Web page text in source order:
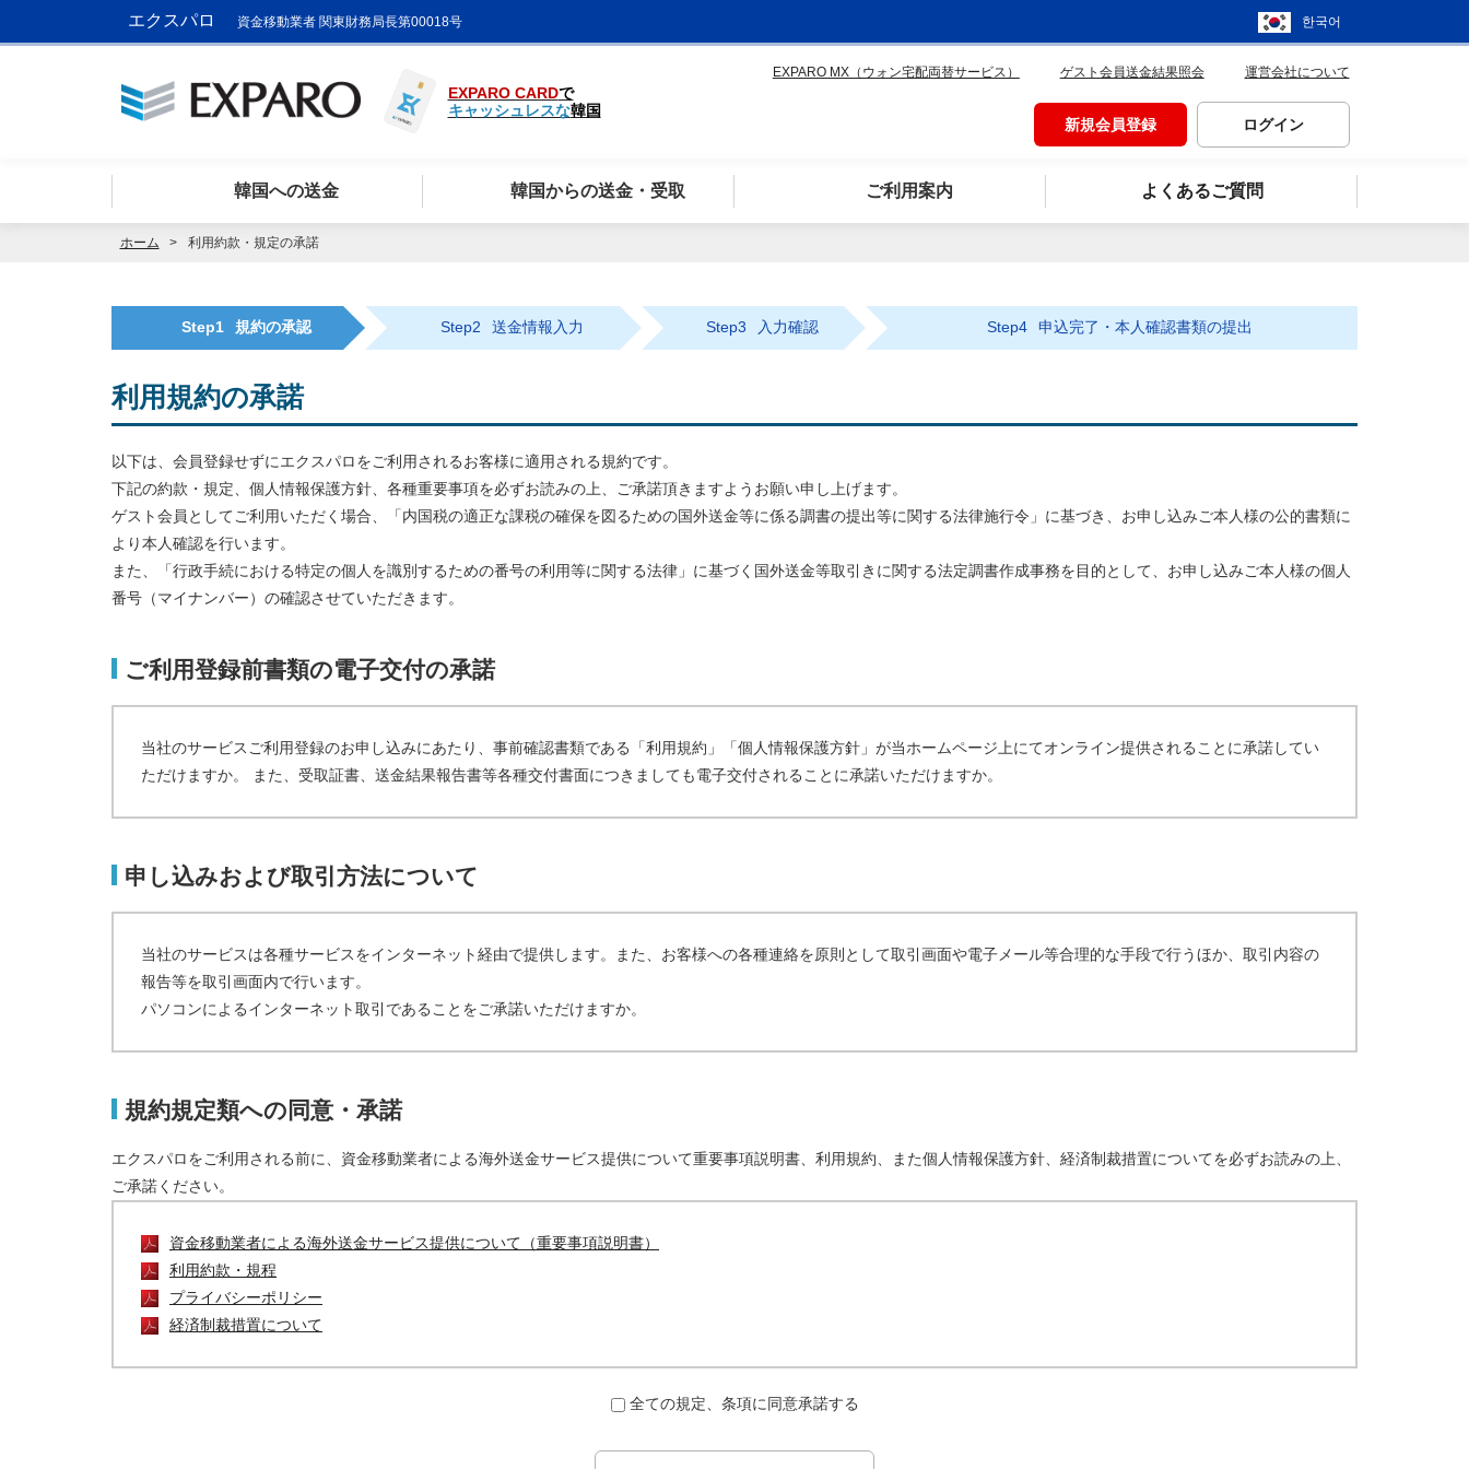
エクスパロ 資金移動業者 関東財務局長第00018号 한국어
EXPARO CARDで
キャッシュレスな韓国
EXPARO MX（ウォン宅配両替サービス） ゲスト会員送金結果照会 運営会社について
新規会員登録 ログイン
韓国への送金 韓国からの送金・受取 ご利用案内 よくあるご質問
ホーム 利用約款・規定の承諾
Step1 規約の承認 Step2 送金情報入力 Step3 入力確認 Step4 申込完了・本人確認書類の提出
利用規約の承諾
以下は、会員登録せずにエクスパロをご利用されるお客様に適用される規約です。
下記の約款・規定、個人情報保護方針、各種重要事項を必ずお読みの上、ご承諾頂きますようお願い申し上げます。
ゲスト会員としてご利用いただく場合、「内国税の適正な課税の確保を図るための国外送金等に係る調書の提出等に関する法律施行令」に基づき、お申し込みご本人様の公的書類に
より本人確認を行います。
また、「行政手続における特定の個人を識別するための番号の利用等に関する法律」に基づく国外送金等取引きに関する法定調書作成事務を目的として、お申し込みご本人様の個人
番号（マイナンバー）の確認させていただきます。
ご利用登録前書類の電子交付の承諾
当社のサービスご利用登録のお申し込みにあたり、事前確認書類である「利用規約」「個人情報保護方針」が当ホームページ上にてオンライン提供されることに承諾してい
ただけますか。 また、受取証書、送金結果報告書等各種交付書面につきましても電子交付されることに承諾いただけますか。
申し込みおよび取引方法について
当社のサービスは各種サービスをインターネット経由で提供します。また、お客様への各種連絡を原則として取引画面や電子メール等合理的な手段で行うほか、取引内容の
報告等を取引画面内で行います。
パソコンによるインターネット取引であることをご承諾いただけますか。
規約規定類への同意・承諾
エクスパロをご利用される前に、資金移動業者による海外送金サービス提供について重要事項説明書、利用規約、また個人情報保護方針、経済制裁措置についてを必ずお読みの上、
ご承諾ください。
資金移動業者による海外送金サービス提供について（重要事項説明書）
利用約款・規程
プライバシーポリシー
経済制裁措置について
全ての規定、条項に同意承諾する